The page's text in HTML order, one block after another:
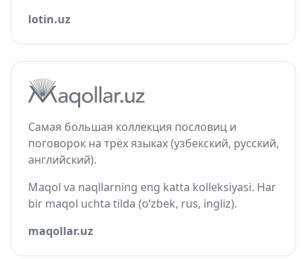
lotin.uz
Самая большая коллекция пословиц и
поговорок на трёх языках (узбекский, русский,
английский).
Maqol va naqllarning eng katta kolleksiyasi. Har
bir maqol uchta tilda (o‘zbek, rus, ingliz).
maqollar.uz